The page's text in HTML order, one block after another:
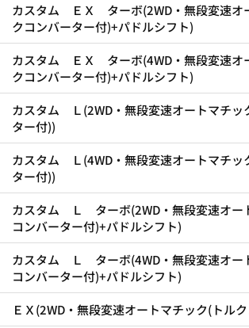
カスタム ＥＸ ターボ(2WD・無段変速オ
クコンバーター付)+パドルシフト)
カスタム ＥＸ ターボ(4WD・無段変速オ
クコンバーター付)+パドルシフト)
カスタム Ｌ(2WD・無段変速オートマチッ
ター付))
カスタム Ｌ(4WD・無段変速オートマチッ
ター付))
カスタム Ｌ ターボ(2WD・無段変速オー
コンバーター付)+パドルシフト)
カスタム Ｌ ターボ(4WD・無段変速オー
コンバーター付)+パドルシフト)
ＥＸ(2WD・無段変速オートマチック(トル